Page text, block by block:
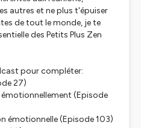
autres et ne plus t'épuiser
de tout le monde, je te
des Petits Plus Zen
pour compléter:
27)
(Episode
émotionnelle (Episode 103)